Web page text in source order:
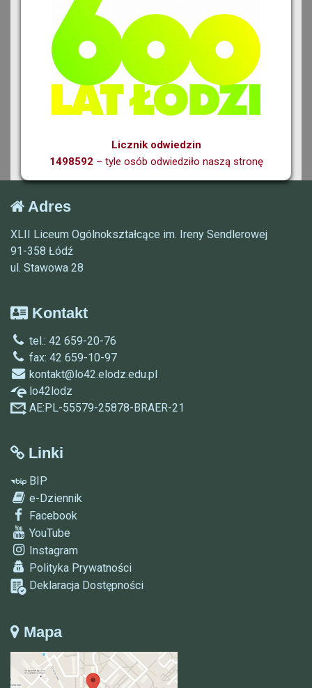
Licznik odwiedzin
1498592 – tyle osób odwiedziło naszą stronę
Adres
XLII Liceum Ogólnokształcące im. Ireny Sendlerowej
91-358 Łódź
ul. Stawowa 28
Kontakt
tel.: 42 659-20-76
fax: 42 659-10-97
kontakt@lo42.elodz.edu.pl
lo42lodz
AE:PL-55579-25878-BRAER-21
Linki
BIP
e-Dziennik
Facebook
YouTube
Instagram
Polityka Prywatności
Deklaracja Dostępności
Mapa